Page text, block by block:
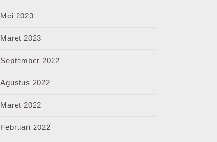
Mei 2023
Maret 2023
September 2022
Agustus 2022
Maret 2022
Februari 2022